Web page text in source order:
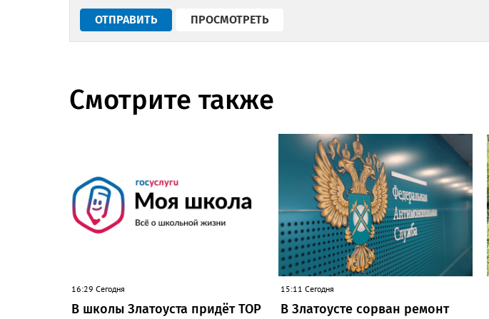
Смотрите также
16:29 Сегодня
В школы Златоуста придёт ТОР
15:11 Сегодня
В Златоусте сорван ремонт